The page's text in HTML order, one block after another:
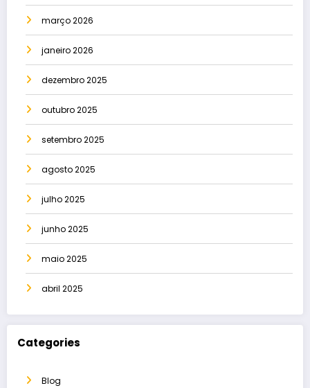
março 2026
janeiro 2026
dezembro 2025
outubro 2025
setembro 2025
agosto 2025
julho 2025
junho 2025
maio 2025
abril 2025
Categories
Blog